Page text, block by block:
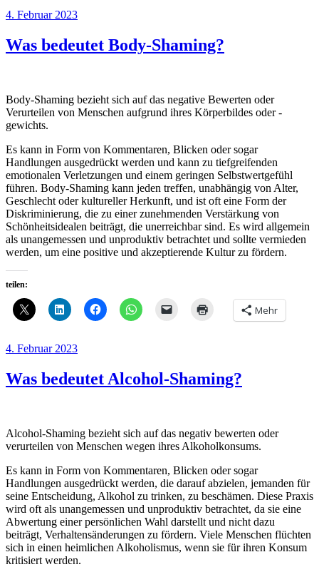
den
Transphobie
Rowling“
Veröffentlicht
4. Februar 2023
Was bedeutet Body-Shaming?
Body-Shaming bezieht sich auf das negative Bewerten oder
Verurteilen von Menschen aufgrund ihres Körperbildes oder -
gewichts.
Es kann in Form von Kommentaren, Blicken oder sogar
Handlungen ausgedrückt werden und kann zu tiefgreifenden
emotionalen Verletzungen und einem geringen Selbstwertgefühl
führen. Body-Shaming kann jeden treffen, unabhängig von Alter,
Geschlecht oder kultureller Herkunft, und ist oft eine Form der
Diskriminierung, die zu einer zunehmenden Verstärkung von
Schönheitsidealen beiträgt, die unerreichbar sind. Es wird allgemein
als unangemessen und unproduktiv betrachtet und sollte vermieden
werden, um eine positive und akzeptierende Kultur zu fördern.
teilen:
Mehr
Veröffentlicht
4. Februar 2023
Was bedeutet Alcohol-Shaming?
Alcohol-Shaming bezieht sich auf das negativ bewerten oder
verurteilen von Menschen wegen ihres Alkoholkonsums.
Es kann in Form von Kommentaren, Blicken oder sogar
Handlungen ausgedrückt werden, die darauf abzielen, jemanden für
seine Entscheidung, Alkohol zu trinken, zu beschämen. Diese Praxis
wird oft als unangemessen und unproduktiv betrachtet, da sie eine
Abwertung einer persönlichen Wahl darstellt und nicht dazu
beiträgt, Verhaltensänderungen zu fördern. Viele Menschen flüchten
sich in einen heimlichen Alkoholismus, wenn sie für ihren Konsum
kritisiert werden.